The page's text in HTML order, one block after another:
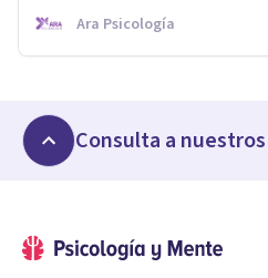
Ara Psicología
Consulta a